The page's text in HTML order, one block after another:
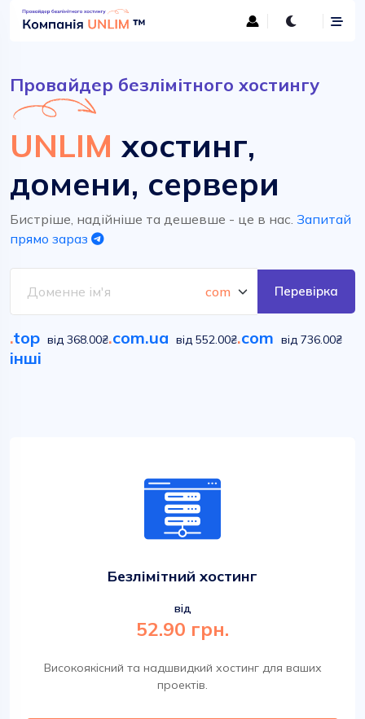
Провайдер безлімітного хостингу
UNLIM хостинг,
домени, сервери
Бистріше, надійніше та дешевше - це в нас. Запитай
прямо зараз
Перевірка
.top від 368.00₴.com.ua від 552.00₴.com від 736.00₴
інші
Безлімітний хостинг
від
52.90 грн.
Високоякісний та надшвидкий хостинг для ваших
проектів.